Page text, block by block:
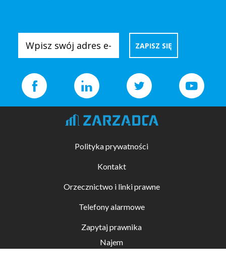
Polityka prywatności
Kontakt
Orzecznictwo i linki prawne
Telefony alarmowe
Zapytaj prawnika
Najem